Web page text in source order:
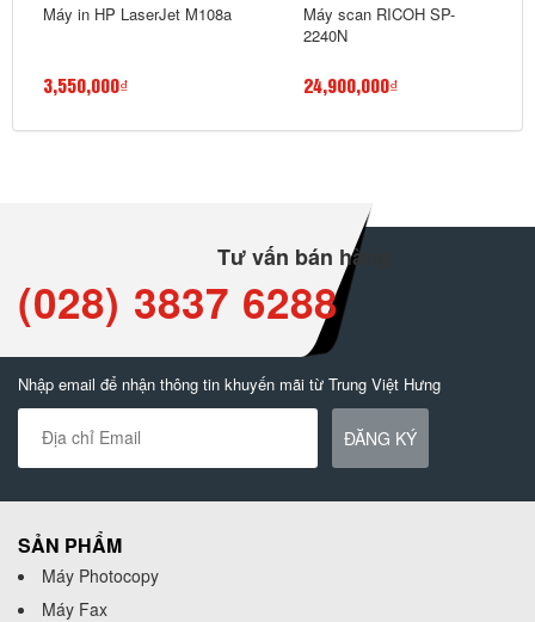
Máy in HP LaserJet M108a
3,550,000₫
Máy scan RICOH SP-
2240N
24,900,000₫
Tư vấn bán hàng
(028) 3837 6288
Nhập email để nhận thông tin khuyến mãi từ Trung Việt Hưng
ĐĂNG KÝ
SẢN PHẨM
Máy Photocopy
Máy Fax